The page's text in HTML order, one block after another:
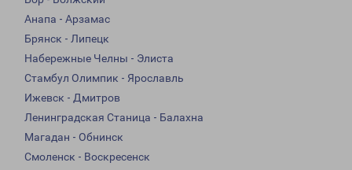
Анапа - Арзамас
Брянск - Липецк
Набережные Челны - Элиста
Стамбул Олимпик - Ярославль
Ижевск - Дмитров
Ленинградская Станица - Балахна
Магадан - Обнинск
Смоленск - Воскресенск